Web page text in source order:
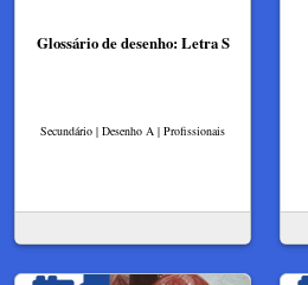
Glossário de desenho: Letra S
Secundário | Desenho A | Profissionais